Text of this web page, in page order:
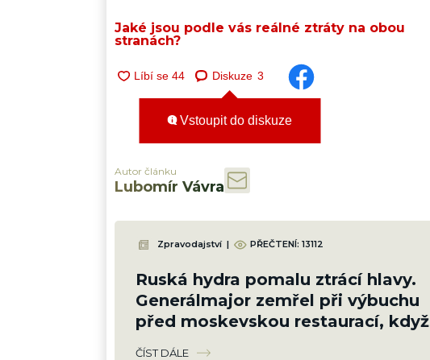
Jaké jsou podle vás reálné ztráty na obou
stranách?
Diskuze 3
Vstoupit do diskuze
Autor článku
Lubomír Vávra
Zpravodajství | PŘEČTENÍ: 13112
Ruská hydra pomalu ztrácí hlavy.
Generálmajor zemřel při výbuchu
před moskevskou restaurací, když
slavil narozeniny šéfa vzdušných sil
ČÍST DÁLE